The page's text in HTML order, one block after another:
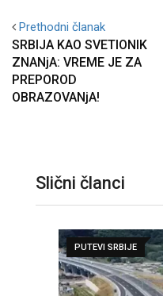
Prethodni članak
SRBIJA KAO SVETIONIK
ZNANjA: VREME JE ZA
PREPOROD
OBRAZOVANjA!
Slični članci
PUTEVI SRBIJE